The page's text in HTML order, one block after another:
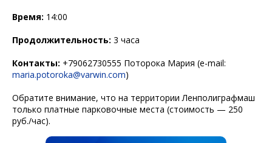
Время: 14:00
Продолжительность: 3 часа
Контакты: +79062730555 Поторока Мария (e-mail:
maria.potoroka@varwin.com)
Обратите внимание, что на территории Ленполиграфмаш
только платные парковочные места (стоимость — 250
руб./час).